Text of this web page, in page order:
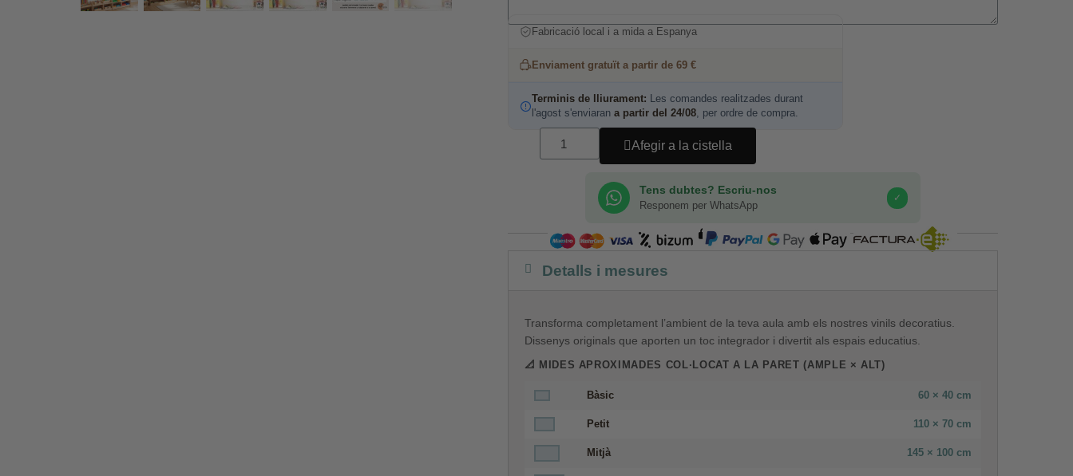
Fabricació local i a mida a Espanya
Enviament gratuït a partir de 69 €
Terminis de lliurament: Les comandes realitzades durant
l'agost s'enviaran a partir del 24/08, per ordre de compra.
Afegir a la cistella
Tens dubtes? Escriu-nos
Responem per WhatsApp
✓
COMPRA SEGURA
Detalls i mesures
Transforma completament l’ambient de la teva aula amb els nostres vinils decoratius.
Dissenys originals que aporten un toc integrador i divertit als espais educatius.
📐 MIDES APROXIMADES COL·LOCAT A LA PARET (AMPLE × ALT)
Bàsic 60 × 40 cm
Petit 110 × 70 cm
Mitjà 145 × 100 cm